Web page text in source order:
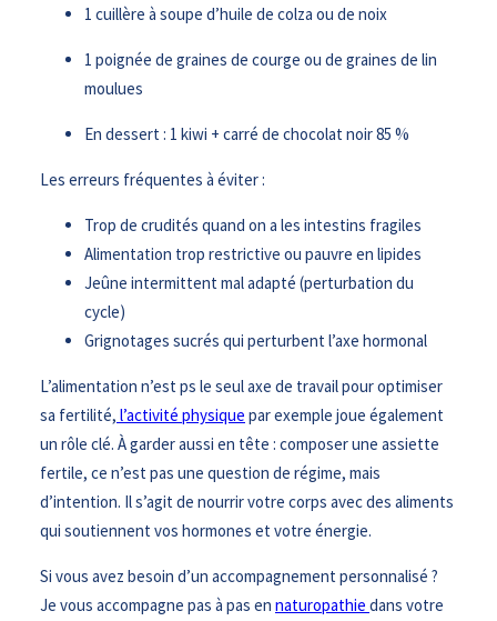
1 cuillère à soupe d’huile de colza ou de noix
1 poignée de graines de courge ou de graines de lin
moulues
En dessert : 1 kiwi + carré de chocolat noir 85 %
Les erreurs fréquentes à éviter :
Trop de crudités quand on a les intestins fragiles
Alimentation trop restrictive ou pauvre en lipides
Jeûne intermittent mal adapté (perturbation du
cycle)
Grignotages sucrés qui perturbent l’axe hormonal
L’alimentation n’est ps le seul axe de travail pour optimiser
sa fertilité, l’activité physique par exemple joue également
un rôle clé. À garder aussi en tête : composer une assiette
fertile, ce n’est pas une question de régime, mais
d’intention. Il s’agit de nourrir votre corps avec des aliments
qui soutiennent vos hormones et votre énergie.
Si vous avez besoin d’un accompagnement personnalisé ?
Je vous accompagne pas à pas en naturopathie dans votre